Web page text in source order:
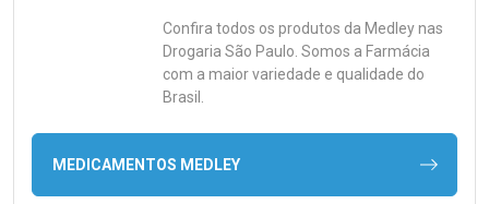
Confira todos os produtos da Medleynas
Drogaria São Paulo. Somos a Farmácia
com a maior variedade e qualidade do
Brasil.
MEDICAMENTOS MEDLEY